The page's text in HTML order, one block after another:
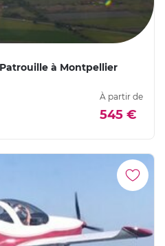
à Montpellier
À partir de
545 €